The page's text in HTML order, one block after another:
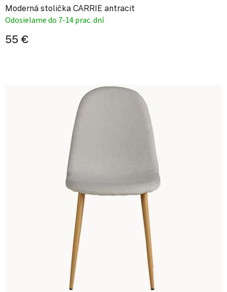
Moderná stolička CARRIE antracit
Odosielame do 7-14 prac. dní
55 €